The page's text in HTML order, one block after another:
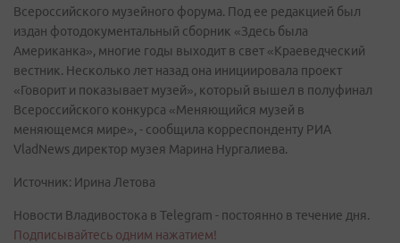
Всероссийского музейного форума. Под ее редакцией был
издан фотодокументальный сборник «Здесь была
Американка», многие годы выходит в свет «Краеведческий
вестник. Несколько лет назад она инициировала проект
«Говорит и показывает музей», который вышел в полуфинал
Всероссийского конкурса «Меняющийся музей в
меняющемся мире», - сообщила корреспонденту РИА
VladNews директор музея Марина Нургалиева.
Источник: Ирина Летова
Новости Владивостока в Telegram - постоянно в течение дня.
Подписывайтесь одним нажатием!